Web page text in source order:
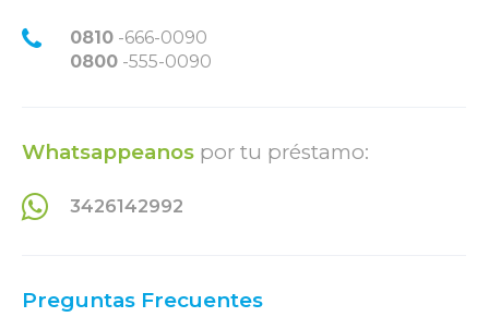
0810 -666-0090
0800 -555-0090
Whatsappeanos por tu préstamo:
3426142992
Preguntas Frecuentes